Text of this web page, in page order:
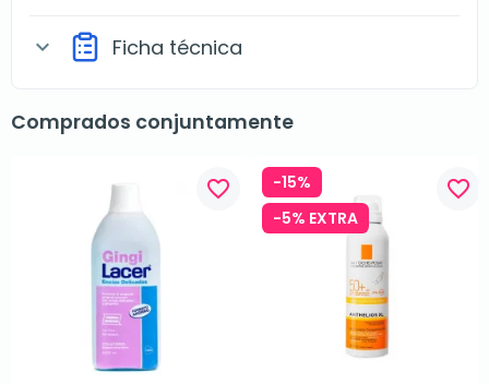
expand_more Ficha técnica
Comprados conjuntamente
favorite_border
-15%
-5% EXTRA
favorite_border